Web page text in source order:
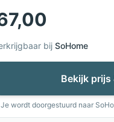
bij SoHome
Bekijk prijs
Je wordt doorgestuurd naar